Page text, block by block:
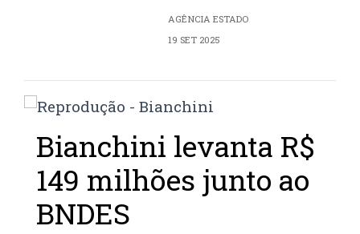
AGÊNCIA ESTADO
19 SET 2025
Bianchini levanta R$
149 milhões junto ao
BNDES